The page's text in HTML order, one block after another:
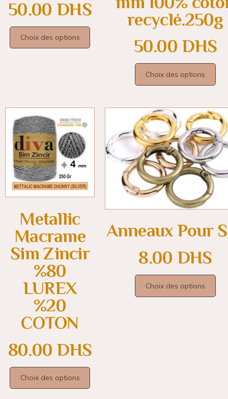
50.00 DHS
Choix des options
recyclé.250g
50.00 DHS
Choix des options
Metallic
Macrame
Sim Zincir
%80
LUREX
%20
COTON
80.00 DHS
Choix des options
Anneaux Pour
8.00 DHS
Choix des options